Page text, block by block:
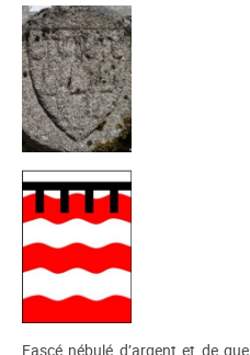
Fascé nébulé d’argent et de